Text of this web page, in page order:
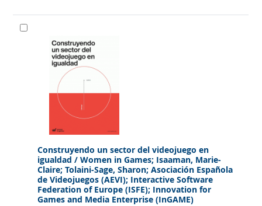
Construyendo un sector del videojuego en
igualdad/ Women in Games; Isaaman, Marie-
Claire; Tolaini-Sage, Sharon; Asociación Española
de Videojuegos (AEVI); Interactive Software
Federation of Europe (ISFE); Innovation for
Games and Media Enterprise (InGAME)